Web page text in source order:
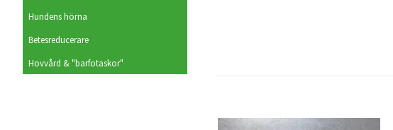
Hundens hörna
Betesreducerare
Hovvård & "barfotaskor"